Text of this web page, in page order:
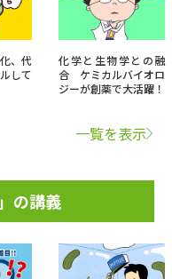
、代
して
化学と生物学との融
合 ケミカルバイオロ
ジーが創薬で大活躍！
一覧を表示
の講義